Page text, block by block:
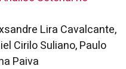
Lira Cavalcante,
Cirilo Suliano, Paulo
Paiva